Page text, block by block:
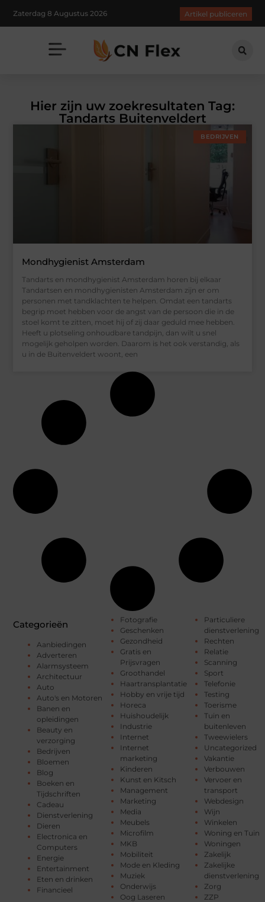
Zaterdag 8 Augustus 2026 Artikel publiceren
Hier zijn uw zoekresultaten Tag:
Tandarts Buitenveldert
BEDRIJVEN
Mondhygienist Amsterdam
Tandarts en mondhygienist Amsterdam horen bij elkaar
Tandartsen en mondhygienisten Amsterdam zijn er om
personen met tandklachten te helpen. Omdat een tandarts
begrip moet hebben voor de angst van de persoon die in de
stoel komt te zitten, moet hij of zij daar geduld mee hebben.
Heeft u plotseling onhoudbare tandpijn, dan wilt u snel
mogelijk geholpen worden. Daarom is het ook verstandig, als
u in de Buitenveldert woont, een
Categorieën
Aanbiedingen
Adverteren
Alarmsysteem
Architectuur
Auto
Auto's en Motoren
Banen en
opleidingen
Beauty en
verzorging
Bedrijven
Bloemen
Blog
Boeken en
Tijdschriften
Cadeau
Dienstverlening
Dieren
Electronica en
Computers
Energie
Entertainment
Eten en drinken
Financieel
Fotografie
Geschenken
Gezondheid
Gratis en
Prijsvragen
Groothandel
Haartransplantatie
Hobby en vrije tijd
Horeca
Huishoudelijk
Industrie
Internet
Internet
marketing
Kinderen
Kunst en Kitsch
Management
Marketing
Media
Meubels
Microfilm
MKB
Mobiliteit
Mode en Kleding
Muziek
Onderwijs
Oog Laseren
Particuliere
dienstverlening
Rechten
Relatie
Scanning
Sport
Telefonie
Testing
Toerisme
Tuin en
buitenleven
Tweewielers
Uncategorized
Vakantie
Verbouwen
Vervoer en
transport
Webdesign
Wijn
Winkelen
Woning en Tuin
Woningen
Zakelijk
Zakelijke
dienstverlening
Zorg
ZZP